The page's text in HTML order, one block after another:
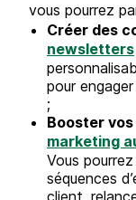
vous pourrez
Créer des
newsletters
pour
;
Booster
marketing
Vous
séquences
client,